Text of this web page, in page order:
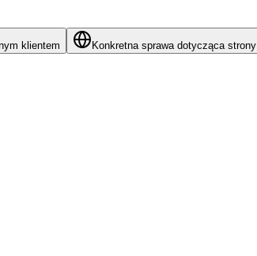
klientem Konkretna sprawa dotycząca strony